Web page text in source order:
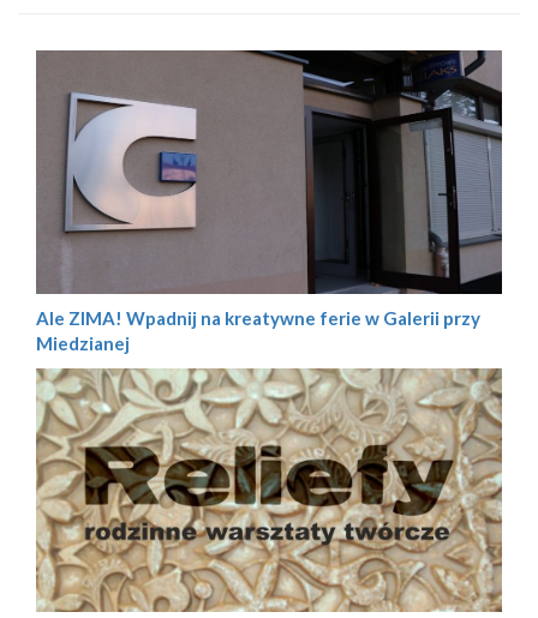
Ale ZIMA! Wpadnij na kreatywne ferie w Galerii przy
Miedzianej